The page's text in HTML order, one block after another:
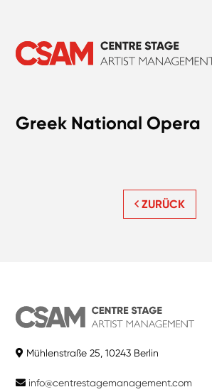
Greek National Opera
ZURÜCK
Mühlenstraße 25, 10243 Berlin
info@centrestagemanagement.com